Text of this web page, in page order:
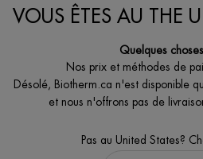
VOUS ÊTES AU THE
Quelques
Nos prix et méthodes de
Désolé, Biotherm.ca n'est disponible
et nous n'offrons pas de
Pas au United States?